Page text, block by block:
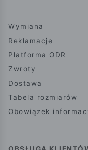
Wymiana
Reklamacje
Platforma ODR
Zwroty
Dostawa
Tabela rozmiarów
Obowiązek